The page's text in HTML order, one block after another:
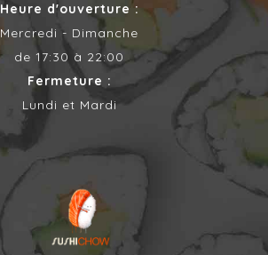
Heure d'ouverture :
Mercredi - Dimanche
de 17:30 à 22:00
Fermeture :
Lundi et Mardi